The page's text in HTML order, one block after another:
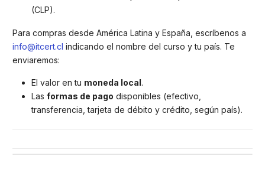
(CLP).
Para compras desde América Latina y España, escríbenos a
info@itcert.cl indicando el nombre del curso y tu país. Te
enviaremos:
El valor en tu moneda local.
Las formas de pago disponibles (efectivo,
transferencia, tarjeta de débito y crédito, según país).